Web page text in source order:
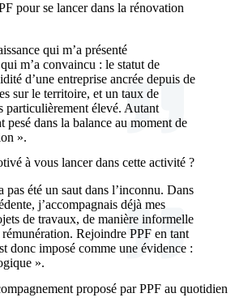
pour se lancer dans la rénovation
qui m’a présenté
m’a convaincu : le statut de
d’une entreprise ancrée depuis de
sur le territoire, et un taux de
particulièrement élevé. Autant
pesé dans la balance au moment de
».
à vous lancer dans cette activité ?
pas été un saut dans l’inconnu. Dans
j’accompagnais déjà mes
de travaux, de manière informelle
rémunération. Rejoindre PPF en tant
donc imposé comme une évidence :
».
proposé par PPF au quotidien